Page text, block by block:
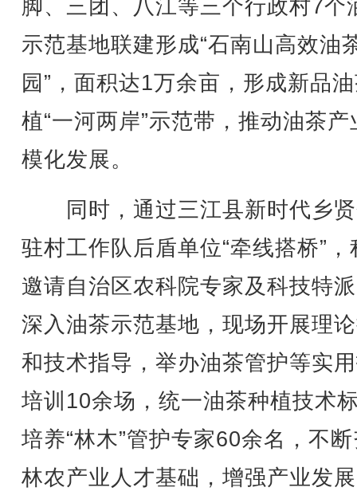
脚、三团、八江等三个行政村7个
示范基地联建形成“石南山高效油
园”，面积达1万余亩，形成新品
植“一河两岸”示范带，推动油茶产
模化发展。
同时，通过三江县新时代乡
驻村工作队后盾单位“牵线搭桥”，
邀请自治区农科院专家及科技特
深入油茶示范基地，现场开展理
和技术指导，举办油茶管护等实
培训10余场，统一油茶种植技术
培养“林木”管护专家60余名，不
林农产业人才基础，增强产业发